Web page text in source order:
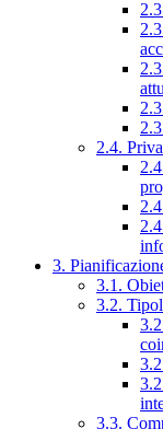
2.4.
3.
3.1.
3.2.
3.3.